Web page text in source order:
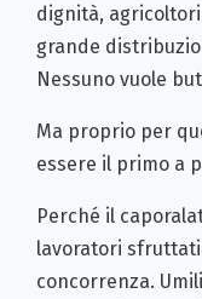
dignità,
grande
Nessuno vuole
Ma proprio per
essere il primo a
Perché il
lavoratori
concorrenza.